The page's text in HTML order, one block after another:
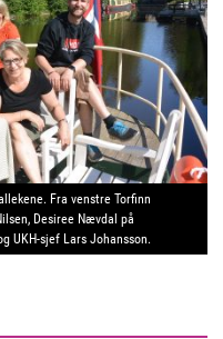
Fra venstre Torfinn
Desiree Nævdal på
UKH-sjef Lars Johansson.